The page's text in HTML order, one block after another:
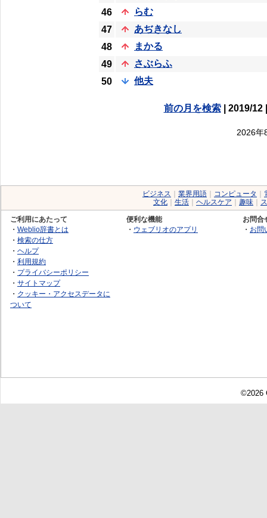
46
らむ
47
あぢきなし
48
まかる
49
さぶらふ
50
他夫
前の月を検索| 2019/12
2026年
ビジネス 業界用語 コンピュータ
文化
生活 ヘルスケア 趣味
ご利用にあたって
・ Weblio辞書とは
・ 検索の仕方
・ ヘルプ
・ 利用規約
・ プライバシーポリシー
・ サイトマップ
・ クッキー・アクセスデータに
ついて
便利な機能
・ ウェブリオのアプリ
お問合
・ お問
©2026